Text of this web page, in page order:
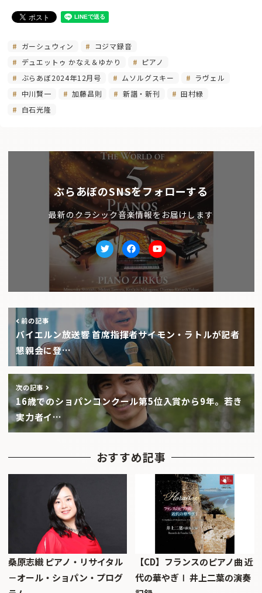
ガーシュウィン
コジマ録音
デュエットゥ かなえ＆ゆかり
ピアノ
ぶらあぼ2024年12月号
ムソルグスキー
ラヴェル
中川賢一
加藤昌則 新譜・新刊
田村緑
白石光隆
ぶらあぼのSNSをフォローする
最新のクラシック音楽情報をお届けします
TwitterfacebookYoutube
前の記事
バイエルン放送響 首席指揮者サイモン・ラトルが記者
懇親会に登…
次の記事
16歳でのショパンコンクール第5位入賞から9年。若き
実力者イ…
おすすめ記事
桑原志織 ピアノ・リサイタル
－オール・ショパン・プログ
【CD】フランスのピアノ曲 近
代の華やぎⅠ 井上二葉の演奏